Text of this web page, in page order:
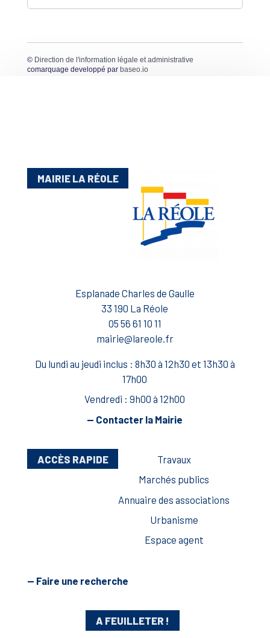
© Direction de l'information légale et administrative
comarquage developpé par baseo.io
MAIRIE LA RÉOLE
Esplanade Charles de Gaulle
33 190 La Réole
05 56 61 10 11
mairie@lareole.fr
Du lundi au jeudi inclus : 8h30 à 12h30 et 13h30 à
17h00
Vendredi : 9h00 à 12h00
— Contacter la Mairie
ACCÈS RAPIDE
Travaux
Marchés publics
Annuaire des associations
Urbanisme
Espace agent
— Faire une recherche
A FEUILLETER !